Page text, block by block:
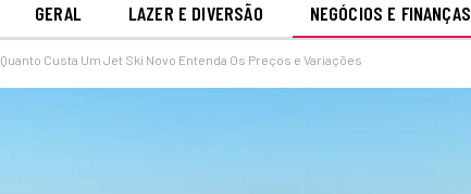
GERAL LAZER E DIVERSÃO NEGÓCIOS E FINANÇAS
Quanto Custa Um Jet Ski Novo Entenda Os Preços e Variações